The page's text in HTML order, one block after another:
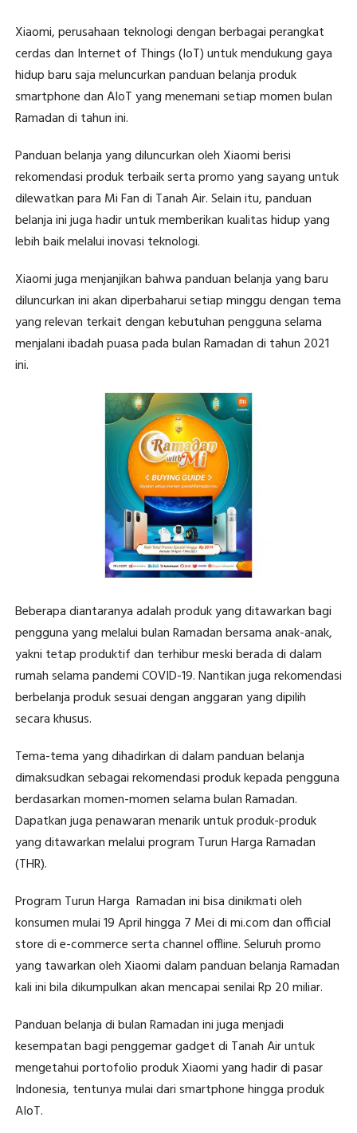
Xiaomi, perusahaan teknologi dengan berbagai perangkat
cerdas dan Internet of Things (IoT) untuk mendukung gaya
hidup baru saja meluncurkan panduan belanja produk
smartphone dan AIoT yang menemani setiap momen bulan
Ramadan di tahun ini.
Panduan belanja yang diluncurkan oleh Xiaomi berisi
rekomendasi produk terbaik serta promo yang sayang untuk
dilewatkan para Mi Fan di Tanah Air. Selain itu, panduan
belanja ini juga hadir untuk memberikan kualitas hidup yang
lebih baik melalui inovasi teknologi.
Xiaomi juga menjanjikan bahwa panduan belanja yang baru
diluncurkan ini akan diperbaharui setiap minggu dengan tema
yang relevan terkait dengan kebutuhan pengguna selama
menjalani ibadah puasa pada bulan Ramadan di tahun 2021
ini.
Beberapa diantaranya adalah produk yang ditawarkan bagi
pengguna yang melalui bulan Ramadan bersama anak-anak,
yakni tetap produktif dan terhibur meski berada di dalam
rumah selama pandemi COVID-19. Nantikan juga rekomendasi
berbelanja produk sesuai dengan anggaran yang dipilih
secara khusus.
Tema-tema yang dihadirkan di dalam panduan belanja
dimaksudkan sebagai rekomendasi produk kepada pengguna
berdasarkan momen-momen selama bulan Ramadan.
Dapatkan juga penawaran menarik untuk produk-produk
yang ditawarkan melalui program Turun Harga Ramadan
(THR).
Program Turun Harga Ramadan ini bisa dinikmati oleh
konsumen mulai 19 April hingga 7 Mei di mi.com dan official
store di e-commerce serta channel offline. Seluruh promo
yang tawarkan oleh Xiaomi dalam panduan belanja Ramadan
kali ini bila dikumpulkan akan mencapai senilai Rp 20 miliar.
Panduan belanja di bulan Ramadan ini juga menjadi
kesempatan bagi penggemar gadget di Tanah Air untuk
mengetahui portofolio produk Xiaomi yang hadir di pasar
Indonesia, tentunya mulai dari smartphone hingga produk
AIoT.